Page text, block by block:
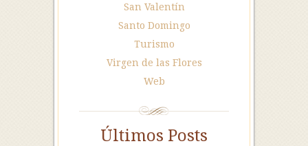
San Valentín
Santo Domingo
Turismo
Virgen de las Flores
Web
Últimos Posts